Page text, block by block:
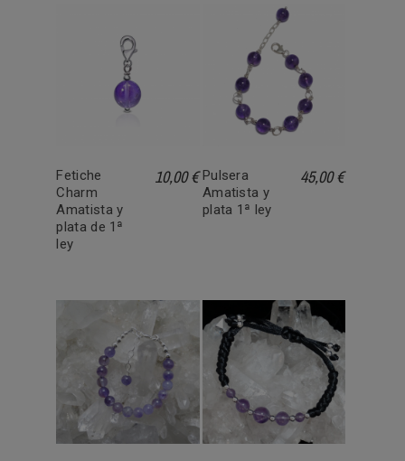
Fetiche
Charm
Amatista y
plata de 1ª
ley
10,00 € Pulsera
Amatista y
plata 1ª ley
45,00 €